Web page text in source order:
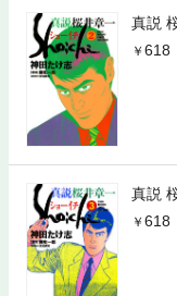
真説
618
真説
618